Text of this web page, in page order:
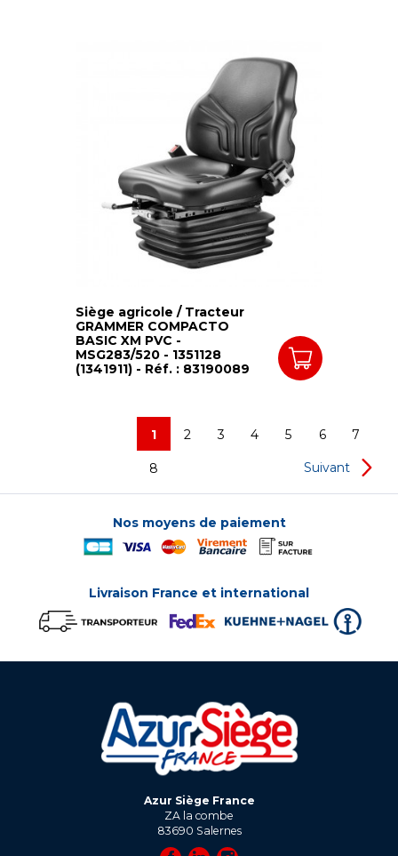
Siège agricole / Tracteur
GRAMMER COMPACTO
BASIC XM PVC -
MSG283/520 - 1351128
(1341911) - Réf. : 83190089
1 2 3 4 5 6 7
8 Suivant
Nos moyens de paiement
Livraison France et international
Azur Siège France
ZA la combe
83690 Salernes